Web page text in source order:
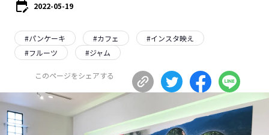
神奈川エリア
富山エリア
石川エリア
福井エリア
岐阜エリア
愛知エリア
三重エリア
滋賀エリア
京都エリア
大阪市エリア
2022-05-19
#パンケーキ #カフェ #インスタ映え
#フルーツ #ジャム
このページをシェアする